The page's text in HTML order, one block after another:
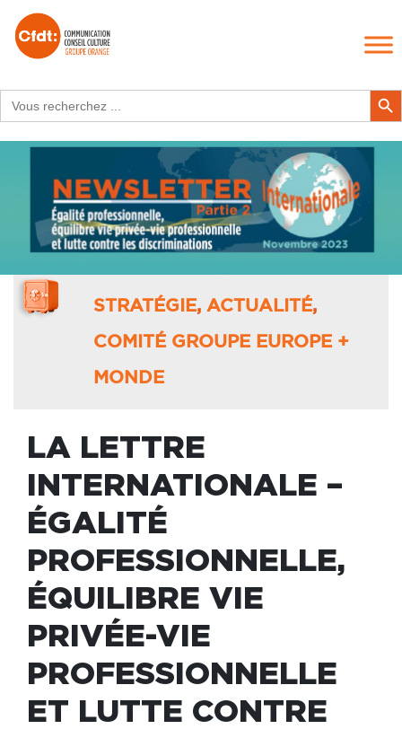
for:
Search
STRATÉGIE, ACTUALITÉ,
COMITÉ GROUPE EUROPE +
MONDE
LA LETTRE
INTERNATIONALE –
ÉGALITÉ
PROFESSIONNELLE,
ÉQUILIBRE VIE
PRIVÉE-VIE
PROFESSIONNELLE
ET LUTTE CONTRE